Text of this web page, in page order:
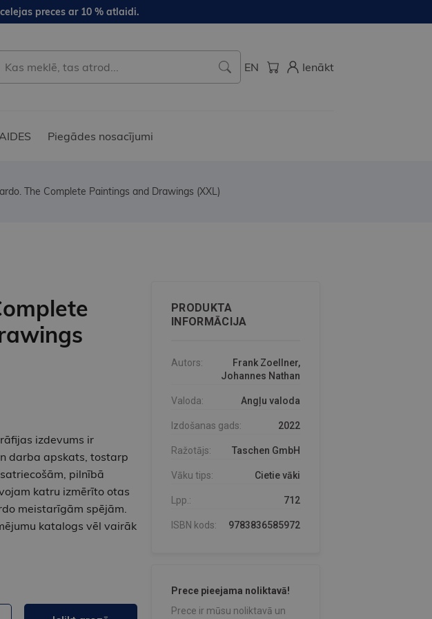
preces ar 10 % atlaidi.
EN Ienākt
Piegādes nosacījumi
The Complete Paintings and Drawings (XXL)
izdevums ir
darba apskats, tostarp
pilnībā
katru izmērīto otas
meistarīgām spējām.
katalogs vēl vairāk
PRODUKTA
INFORMĀCIJA
Autors:
Frank Zoellner,
Johannes Nathan
Valoda: Angļu valoda
Izdošanas gads: 2022
Ražotājs: Taschen GmbH
Vāku tips: Cietie vāki
Lpp.: 712
ISBN kods: 9783836585972
Prece pieejama noliktavā!
Prece ir mūsu noliktavā un